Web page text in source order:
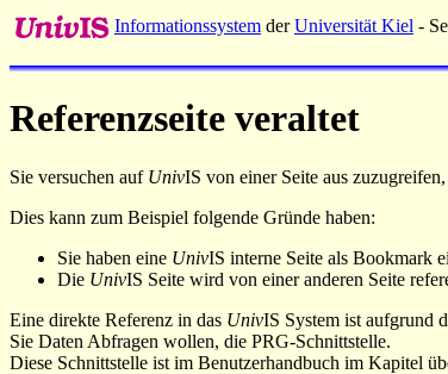
Informationssystem derUniversität Kiel -
Referenzseite veraltet
Sie versuchen auf UnivIS von einer Seite aus
Dies kann zum Beispiel folgende Gründe haben:
Sie haben eine UnivIS interne Seite als Bookmark
Die UnivIS Seite wird von einer anderen Seite
Eine direkte Referenz in das UnivIS System ist aufgrund
Sie Daten Abfragen wollen, die PRG-Schnittstelle.
Diese Schnittstelle ist im Benutzerhandbuch im Kapitel